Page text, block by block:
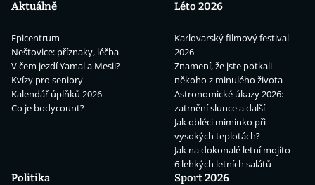
Aktuálně
Epicentrum
Neštovice: příznaky, léčba
V čem jezdí Yamal a Mesii?
Kvízy pro seniory
Kalendář úplňků 2026
Co je bodycount?
Léto 2026
Karlovarský filmový festival
2026
Znamení, že jste potkali
někoho z minulého života
Astronomické úkazy 2026:
zatmění slunce a další
Jak obléci miminko při
vysokých teplotách?
Jak na dokonalé letní mojito
6 lehkých letních salátů
Politika
Sport 2026